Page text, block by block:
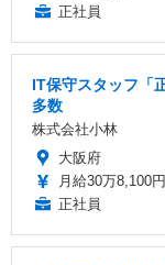
正社員
IT保守スタッフ「
多数
株式会社小林
大阪府
月給30万8,100
正社員